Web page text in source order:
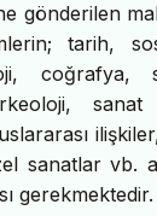
gönderilen
tarih,
coğrafya,
sanatlar vb.
gerekmektedir.